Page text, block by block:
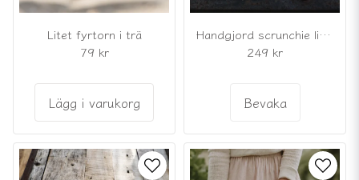
Litet fyrtorn i trä
79 kr
Lägg i varukorg
Handgjord scrunchie liten blomma
249 kr
Bevaka